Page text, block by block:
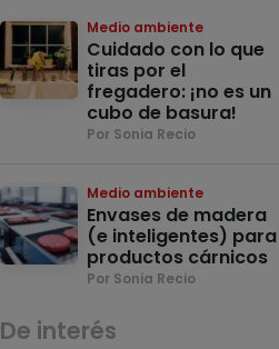
Medio ambiente
Cuidado con lo que
tiras por el
fregadero: ¡no es un
cubo de basura!
Por Sonia Recio
Medio ambiente
Envases de madera
(e inteligentes) para
productos cárnicos
Por Sonia Recio
De interés